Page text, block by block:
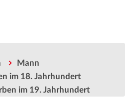
Mann
im 18. Jahrhundert
im 19. Jahrhundert